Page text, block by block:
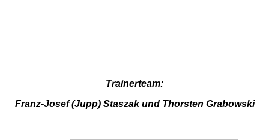
Trainerteam:
Franz-Josef (Jupp) Staszak und Thorsten Grabowski